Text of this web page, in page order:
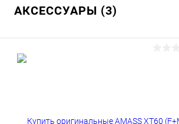
АКСЕССУАРЫ (3)